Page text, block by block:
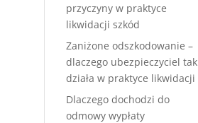
przyczyny w praktyce
likwidacji szkód
Zaniżone odszkodowanie –
dlaczego ubezpieczyciel tak
działa w praktyce likwidacji
Dlaczego dochodzi do
odmowy wypłaty